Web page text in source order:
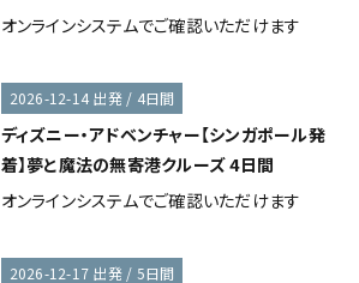
オンラインシステムでご確認いただけます
2026-12-14 出発 / 4日間
ディズニー・アドベンチャー【シンガポール発
着】夢と魔法の無寄港クルーズ 4日間
オンラインシステムでご確認いただけます
2026-12-17 出発 / 5日間